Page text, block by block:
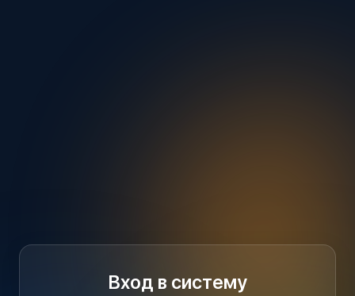
Вход в систему